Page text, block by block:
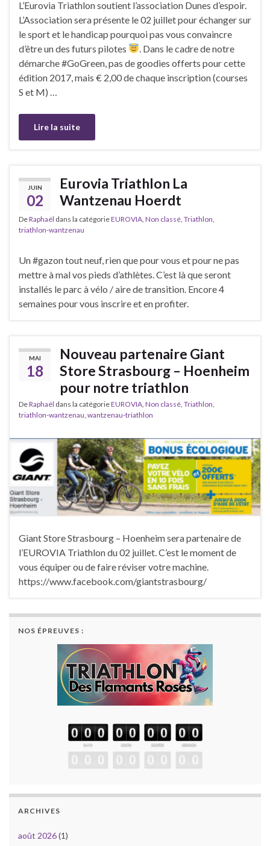
L’Eurovia Triathlon soutient l’association Dunes d’espoir.
L’Association sera présente le 02 juillet pour échanger sur
le sport et le handicap pourquoi pas vous convaincre
d’être un des futurs pilotes
. Dans le cadre de notre
démarche #GoGreen, pas de goodies offerts pour cette
édition 2017, mais € 2,00 de chaque inscription (courses
S et M) …
Lire la suite
JUIN
02
Eurovia Triathlon La
Wantzenau Hoerdt
DeRaphaël dans la catégorieEUROVIA Non classé Triathlon
triathlon-wantzenau
Un #gazon tout neuf, rien que pour vous et pour ne pas
mettre à mal vos pieds d’athlètes. C’est là que seront
installés le parc à vélo / aire de transition. Encore 4
semaines pour vous inscrire et en profiter.
MAI
18
Nouveau partenaire Giant
Store Strasbourg – Hoenheim
pour notre triathlon
DeRaphaël dans la catégorieEUROVIA Non classé Triathlon
triathlon-wantzenau wantzenau-triathlon
Giant Store Strasbourg – Hoenheim sera partenaire de
l’EUROVIA Triathlon du 02 juillet. C’est le moment de
vous équiper ou de faire réviser votre machine.
https://www.facebook.com/giantstrasbourg/
NOS ÉPREUVES :
ARCHIVES
août 2026(1)